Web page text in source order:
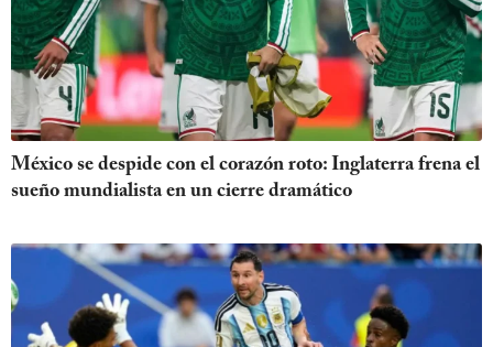
México se despide con el corazón roto: Inglaterra frena el
sueño mundialista en un cierre dramático